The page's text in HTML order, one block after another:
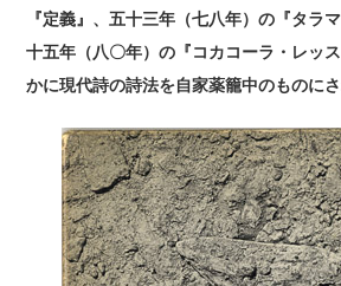
『定義』、五十三年（七八年）の『タラ
十五年（八〇年）の『コカコーラ・レッ
かに現代詩の詩法を自家薬籠中のものにさ